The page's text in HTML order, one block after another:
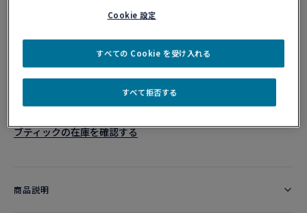
カスタマイズ
ショッピングバッグに追加
10営業日以内に発送
ブティックの在庫を確認する​
商品説明
Cookie 設定
すべて拒否する
すべての Cookie を受け入れる